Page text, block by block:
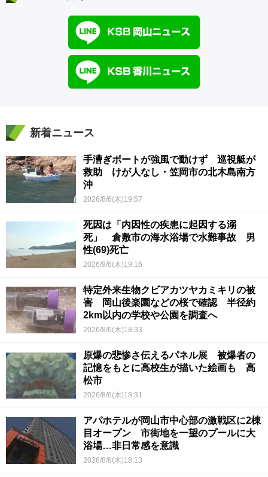
新着ニュース
手漕ぎボートが強風で動けず 巡視艇が
救助 けが人なし・笠岡市の北木島南方
沖
2026/8/6(木)19:57
死因は「内因性の疾患に起因する溺
死」 倉敷市の海水浴場で水難事故 男
性(69)死亡
2026/8/6(木)19:16
特定外来生物クビアカツヤカミキリの被
害 岡山後楽園などの桜で確認 半径約
2km以内の学校や公園を調査へ
2026/8/6(木)18:33
原爆の悲惨さ伝えるパネル展 被爆者の
記憶をもとに高校生が描いた絵画も 高
松市
2026/8/6(木)18:31
アパホテルが岡山市中心部の激戦区に2棟
目オープン 市街地を一望のプールに大
浴場…非日常感を意識
2026/8/6(木)18:13